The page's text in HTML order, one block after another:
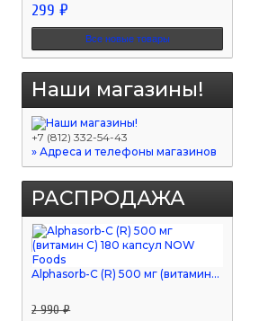
299 ₽
Все новые товары
Наши магазины!
+7 (812) 332-54-43
» Адреса и телефоны магазинов
РАСПРОДАЖА
Alphasorb-C (R) 500 мг (витамин...
2 990 ₽